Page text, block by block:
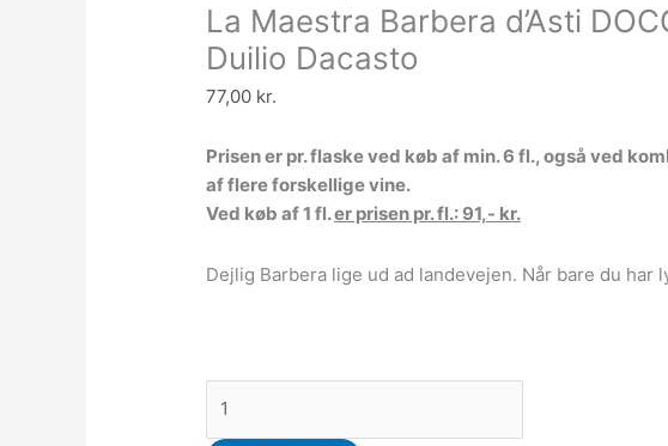
La Maestra Barbera d’Asti
Duilio Dacasto
77,00 kr.
Prisen er pr. flaske ved køb af min. 6 fl., også ved
af flere forskellige vine.
Ved køb af 1 fl.er prisen pr. fl.: 91,- kr.
Dejlig Barbera lige ud ad landevejen. Når bare du har